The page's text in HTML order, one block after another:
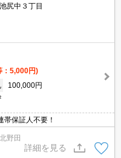
尻中３丁目
：5,000円)
100,000円
帯保証人不要！
野田
詳細を見る